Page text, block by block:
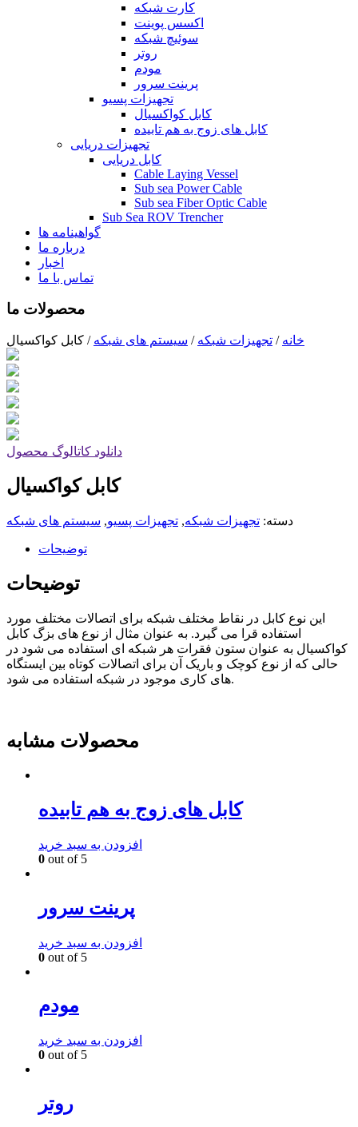
کارت شبکه
اکسس پوینت
سوئیچ شبکه
روتر
مودم
پرینت سرور
تجهیزات پسیو
کابل کواکسیال
کابل های زوج به هم تابیده
تجهیزات دریایی
کابل دریایی
Cable Laying Vessel
Sub sea Power Cable
Sub sea Fiber Optic Cable
Sub Sea ROV Trencher
گواهینامه ها
درباره ما
اخبار
تماس با ما
محصولات ما
خانه / تجهیزات شبکه / سیستم های شبکه / کابل کواکسیال
دانلود کاتالوگ محصول
کابل کواکسیال
دسته: تجهیزات شبکه, تجهیزات پسیو, سیستم های شبکه
توضیحات
توضیحات
این نوع کابل در نقاط مختلف شبکه برای اتصالات مختلف مورد
استفاده قرا می گیرد. به عنوان مثال از نوع های بزگ کابل
کواکسیال به عنوان ستون فقرات هر شبکه ای استفاده می شود در
حالی که از نوع کوچک و باریک آن برای اتصالات کوتاه بین ایستگاه
های کاری موجود در شبکه استفاده می شود.
محصولات مشابه
کابل های زوج به هم تابیده
افزودن به سبد خرید
0 out of 5
پرینت سرور
افزودن به سبد خرید
0 out of 5
مودم
افزودن به سبد خرید
0 out of 5
روتر